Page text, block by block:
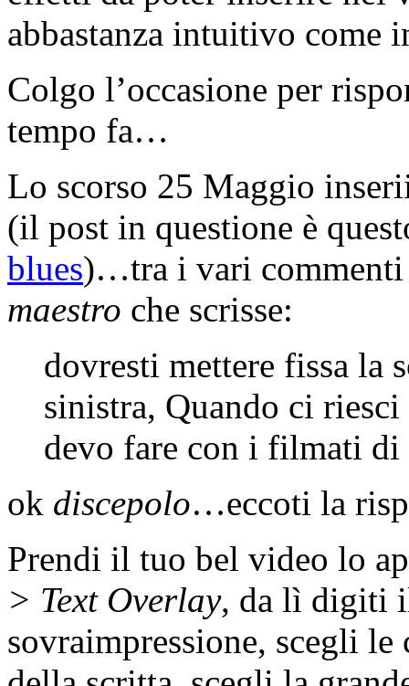
abbastanza intuitivo come
Colgo l’occasione per
tempo fa…
Lo scorso 25 Maggio
(il post in questione è
blues)…tra i vari
maestro che scrisse:
dovresti mettere fissa la
sinistra, Quando ci
devo fare con i filmati di
ok discepolo…eccoti la
Prendi il tuo bel video lo
> Text Overlay, da lì digiti
sovraimpressione, scegli